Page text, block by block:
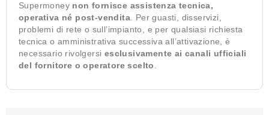
Supermoney non fornisce assistenza tecnica,
operativa né post-vendita . Per guasti, disservizi,
problemi di rete o sull’impianto, e per qualsiasi richiesta
tecnica o amministrativa successiva all’attivazione, è
necessario rivolgersi esclusivamente ai canali ufficiali
del fornitore o operatore scelto